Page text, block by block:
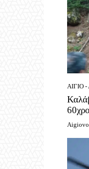
ΑΊΓΙΟ